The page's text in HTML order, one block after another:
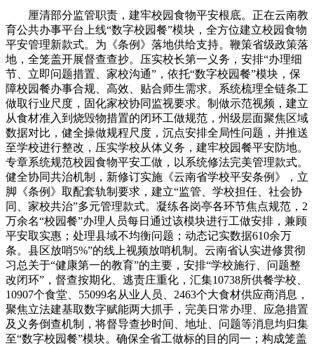
厘清部分监管职责，建牢校园食物平安根底。正在云南教
育公共办事平台上线“数字校园餐”模块，全方位建立校园食物
平安管理新款式。为《条例》落地供给支持。鞭策省级政策落
地，全笼盖开展督查查抄。压实校长第一义务，安排“办理细
节、立即问题措置、家校沟通”，依托“数字校园餐”模块，保
障校园餐办事合规、高效、贴合师生需求。系统梳理全链条工
做取行业尺度，固化家校协同监视要求。制做示范视频，建立
从食材准入到烧毁物措置的闭环工做规范，州级层面聚焦区域
数据对比，健全操做规程尺度，沉点安排全局性问题，并推送
至学校进行整改，压实学校从体义务，建牢校园餐平安防地。
专章系统规范校园食物平安工做，以系统修法完美管理款式。
健全协同共治机制，新修订实施《云南省学校平安条例》，立
脚《条例》取配套轨制要求，建立“监管、学校担任、社会协
同、家校共治”多元管理款式。凝练各岗亭各环节焦点规范，2
万余名“校园餐”办理人员每日通过该模块进行工做安排，兼顾
平安取实惠；处理县域不均衡问题；动态记实数据610余万
条。县区放哨5%”的线上视频放哨机制。云南省认实进修贯彻
习总关于“健康第一的教育”的主要，安排“学校施行、问题整
改闭环”，督查按期化、逃责庄重化，汇集10738所供餐学校、
10907个食堂、55099名从业人员、2463个大食材供应商消息，
聚焦立法建基取数字赋能两大抓手，完美日常办理、应急措置
及义务倒查机制，将督导查抄时间、地址、问题等消息均归集
至“数字校园餐”模块。确保全省工做标的目的同一；构成笼盖